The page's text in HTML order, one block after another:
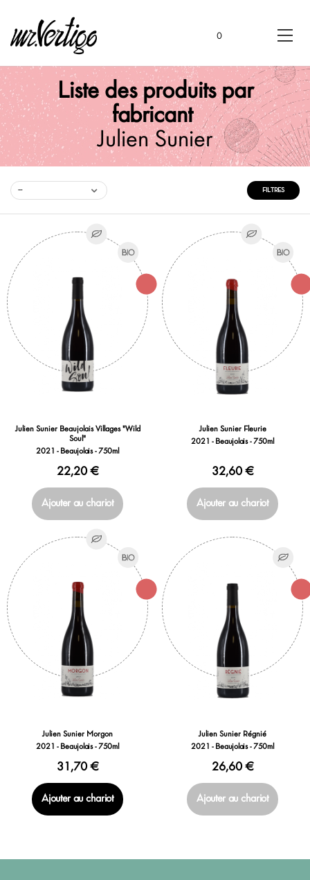
0
Liste des produits par
fabricant
Julien Sunier
-- FILTRES
Julien Sunier Beaujolais Villages "Wild
Soul"
2021 - Beaujolais - 750ml
22,20 €
Ajouter au chariot
Julien Sunier Fleurie
2021 - Beaujolais - 750ml
32,60 €
Ajouter au chariot
Julien Sunier Morgon
2021 - Beaujolais - 750ml
31,70 €
Ajouter au chariot
Julien Sunier Régnié
2021 - Beaujolais - 750ml
26,60 €
Ajouter au chariot